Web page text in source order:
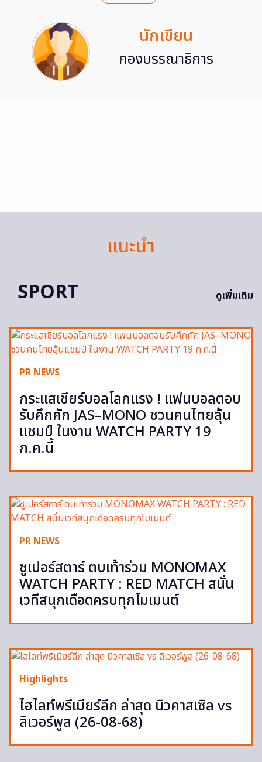
นักเขียน
กองบรรณาธิการ
แนะนำ
SPORT
ดูเพิ่มเติม
PR NEWS
กระแสเชียร์บอลโลกแรง ! แฟนบอลตอบ
รับคึกคัก JAS–MONO ชวนคนไทยลุ้น
แชมป์ ในงาน WATCH PARTY 19
ก.ค.นี้
PR NEWS
ซูเปอร์สตาร์ ตบเท้าร่วม MONOMAX
WATCH PARTY : RED MATCH สนั่น
เวทีสนุกเดือดครบทุกโมเมนต์
Highlights
ไฮไลท์พรีเมียร์ลีก ล่าสุด นิวคาสเซิล vs
ลิเวอร์พูล (26-08-68)